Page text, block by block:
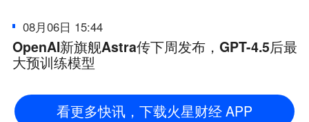
08月06日 15:44
OpenAI新旗舰Astra传下周发布，GPT-4.5后最
大预训练模型
看更多快讯，下载火星财经 APP